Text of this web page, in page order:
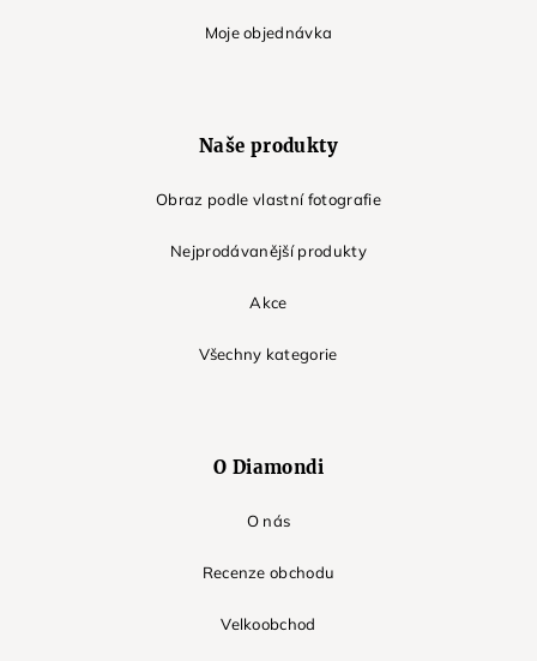
Moje objednávka
Naše produkty
Obraz podle vlastní fotografie
Nejprodávanější produkty
Akce
Všechny kategorie
O Diamondi
O nás
Recenze obchodu
Velkoobchod